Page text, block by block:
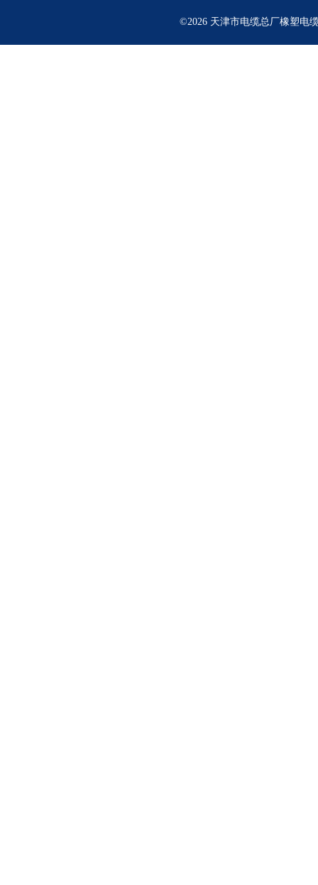
©2026 天津市电缆总厂橡塑电